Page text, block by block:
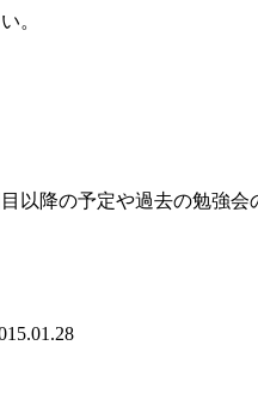
。
以降の予定や過去の勉強会